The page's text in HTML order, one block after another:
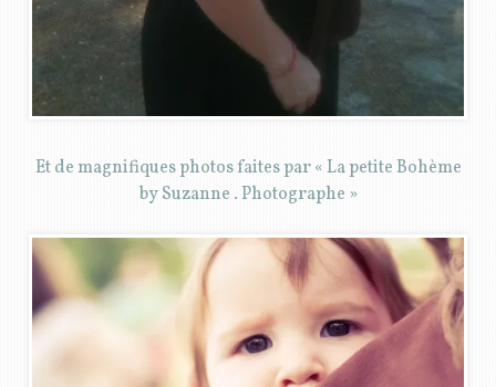
Et de magnifiques photos faites par « La petite Bohème
by Suzanne . Photographe »